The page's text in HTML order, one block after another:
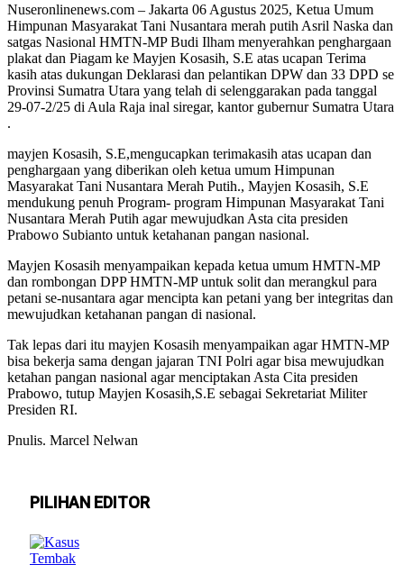
Nuseronlinenews.com – Jakarta 06 Agustus 2025, Ketua Umum
Himpunan Masyarakat Tani Nusantara merah putih Asril Naska dan
satgas Nasional HMTN-MP Budi Ilham menyerahkan penghargaan
plakat dan Piagam ke Mayjen Kosasih, S.E atas ucapan Terima
kasih atas dukungan Deklarasi dan pelantikan DPW dan 33 DPD se
Provinsi Sumatra Utara yang telah di selenggarakan pada tanggal
29-07-2/25 di Aula Raja inal siregar, kantor gubernur Sumatra Utara
.
mayjen Kosasih, S.E,mengucapkan terimakasih atas ucapan dan
penghargaan yang diberikan oleh ketua umum Himpunan
Masyarakat Tani Nusantara Merah Putih., Mayjen Kosasih, S.E
mendukung penuh Program- program Himpunan Masyarakat Tani
Nusantara Merah Putih agar mewujudkan Asta cita presiden
Prabowo Subianto untuk ketahanan pangan nasional.
Mayjen Kosasih menyampaikan kepada ketua umum HMTN-MP
dan rombongan DPP HMTN-MP untuk solit dan merangkul para
petani se-nusantara agar mencipta kan petani yang ber integritas dan
mewujudkan ketahanan pangan di nasional.
Tak lepas dari itu mayjen Kosasih menyampaikan agar HMTN-MP
bisa bekerja sama dengan jajaran TNI Polri agar bisa mewujudkan
ketahan pangan nasional agar menciptakan Asta Cita presiden
Prabowo, tutup Mayjen Kosasih,S.E sebagai Sekretariat Militer
Presiden RI.
Pnulis. Marcel Nelwan
PILIHAN EDITOR